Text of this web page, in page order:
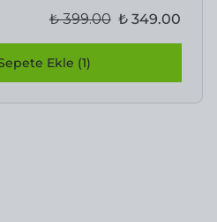
₺ 399.00 ₺ 349.00
Ekle (1)